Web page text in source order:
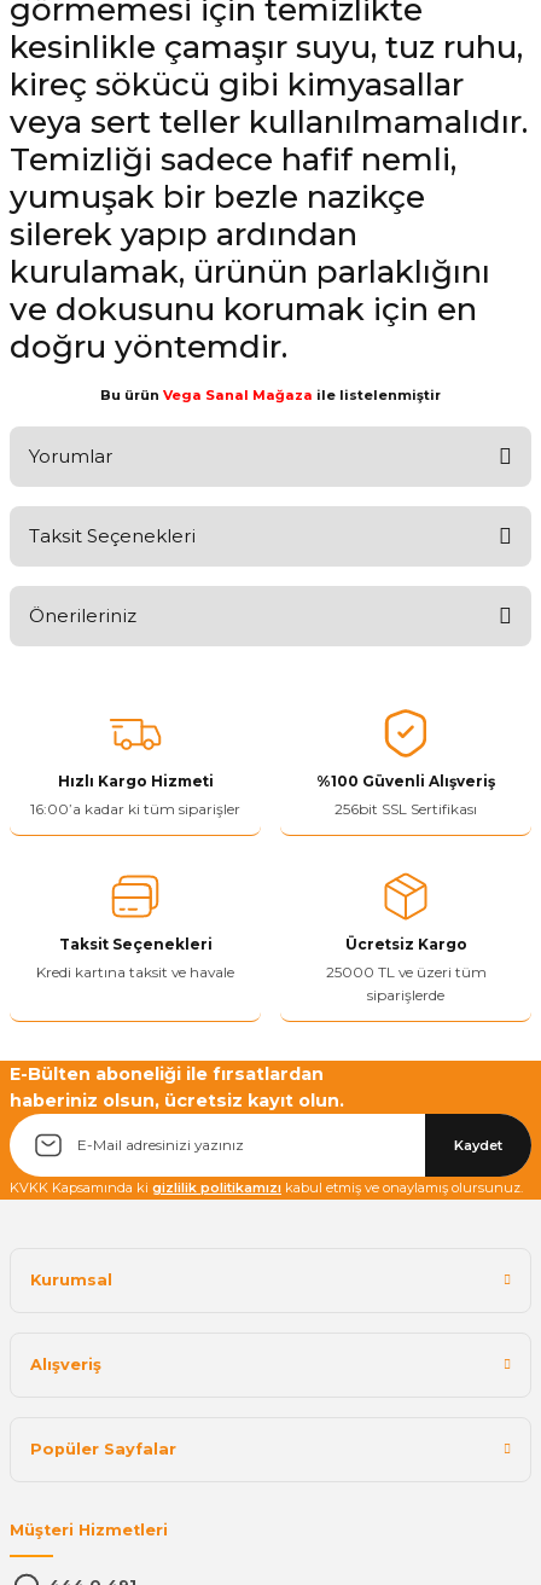
görmemesi için temizlikte
kesinlikle çamaşır suyu, tuz ruhu,
kireç sökücü gibi kimyasallar
veya sert teller kullanılmamalıdır.
Temizliği sadece hafif nemli,
yumuşak bir bezle nazikçe
silerek yapıp ardından
kurulamak, ürünün parlaklığını
ve dokusunu korumak için en
doğru yöntemdir.
Bu ürün Vega Sanal Mağaza ile listelenmiştir
Yorumlar
Taksit Seçenekleri
Önerileriniz
tarafımıza iletebilirsiniz.
Görüş ve önerileriniz için teşekkür ederiz.
Ürün resmi kalitesiz, bozuk veya görüntülenemiyor.
Ürün bilgilerinde hatalar bulunuyor.
Ürün fiyatı diğer sitelerden daha pahalı.
Bu ürüne benzer farklı alternatifler olmalı.
Yetkiliye Gönder
Hızlı Kargo Hizmeti
16:00’a kadar ki tüm siparişler
%100 Güvenli Alışveriş
256bit SSL Sertifikası
Taksit Seçenekleri
Kredi kartına taksit ve havale
Ücretsiz Kargo
25000 TL ve üzeri tüm
siparişlerde
E-Bülten aboneliği ile fırsatlardan
haberiniz olsun, ücretsiz kayıt olun.
Kaydet
KVKK Kapsamında ki gizlilik politikamızı kabul etmiş ve onaylamış olursunuz.
Kurumsal
Alışveriş
Popüler Sayfalar
Müşteri Hizmetleri